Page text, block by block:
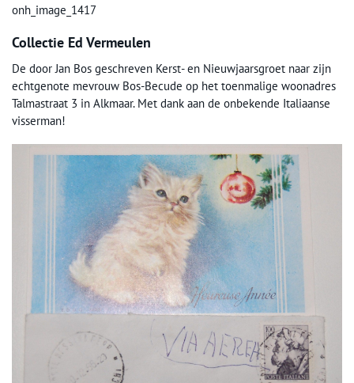
onh_image_1417
Collectie Ed Vermeulen
De door Jan Bos geschreven Kerst- en Nieuwjaarsgroet naar zijn
echtgenote mevrouw Bos-Becude op het toenmalige woonadres
Talmastraat 3 in Alkmaar. Met dank aan de onbekende Italiaanse
visserman!